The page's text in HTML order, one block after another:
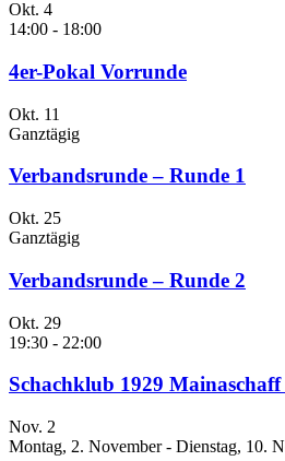
Okt. 4
14:00 - 18:00
4er-Pokal Vorrunde
Okt. 11
Ganztägig
Verbandsrunde – Runde 1
Okt. 25
Ganztägig
Verbandsrunde – Runde 2
Okt. 29
19:30 - 22:00
Schachklub 1929 Mainaschaff
Nov. 2
Montag, 2. November- Dienstag, 10.